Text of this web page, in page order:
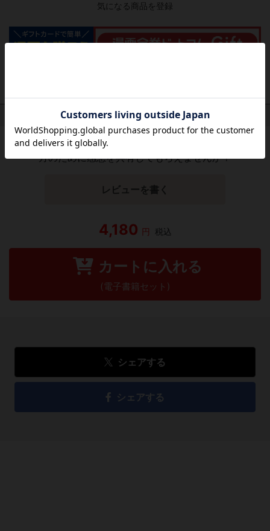
気になる商品を登録
作品レビュー （関連商品を含む）
この作品にはまだレビューがありません。 今後読まれる
方のために感想を共有してもらえませんか？
レビューを書く
4,180 円 税込
カートに入れる
(電子書籍セット)
シェアする
シェアする